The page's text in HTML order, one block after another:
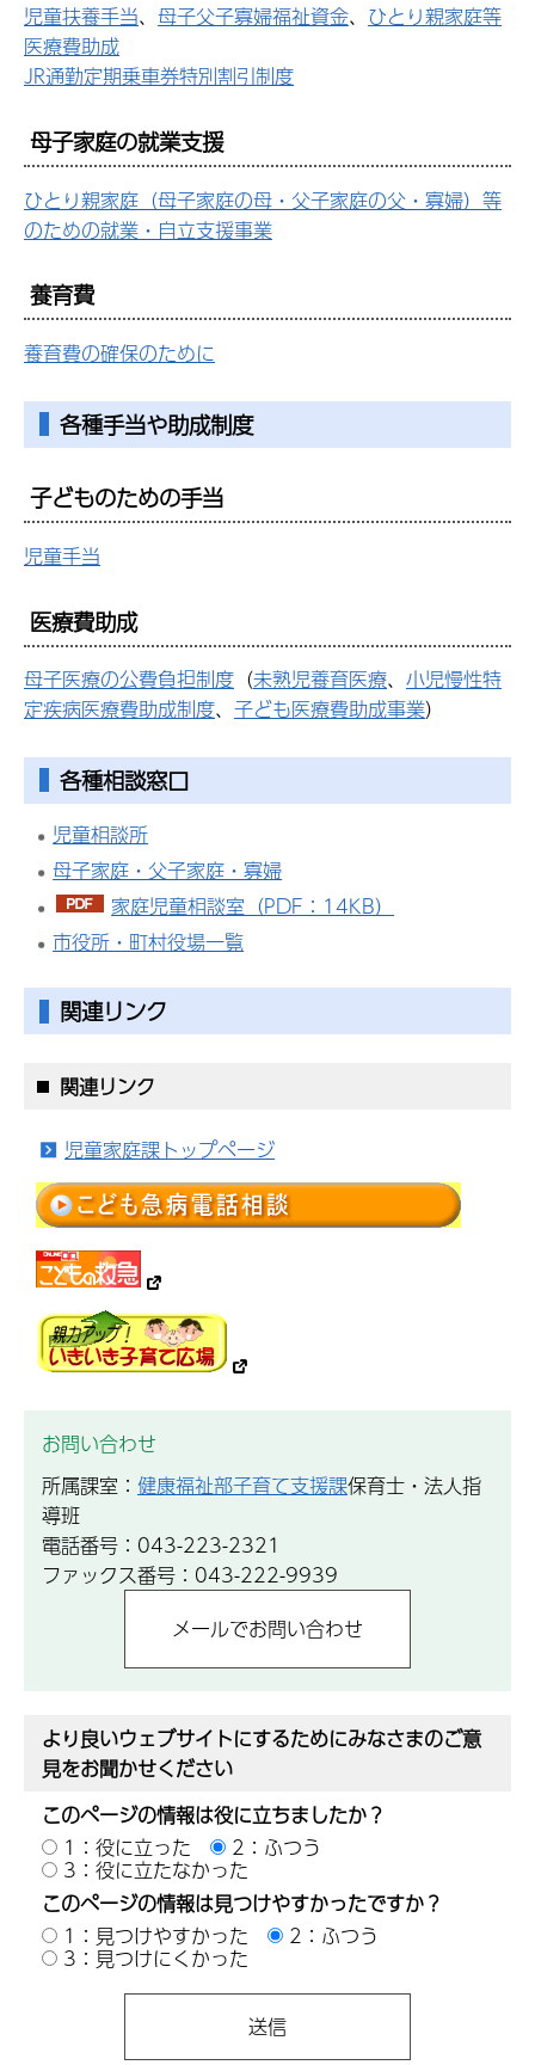
児童扶養手当、 母子父子寡婦福祉資金、 ひとり親家庭等
医療費助成
JR通勤定期乗車券特別割引制度
母子家庭の就業支援
ひとり親家庭（母子家庭の母・父子家庭の父・寡婦）等
のための就業・自立支援事業
養育費
養育費の確保のために
各種手当や助成制度
子どものための手当
児童手当
医療費助成
母子医療の公費負担制度 （未熟児養育医療、 小児慢性特
定疾病医療費助成制度、 子ども医療費助成事業）
各種相談窓口
児童相談所
母子家庭・父子家庭・寡婦
家庭児童相談室（PDF：14KB）
市役所・町村役場一覧
関連リンク
関連リンク
児童家庭課トップページ
お問い合わせ
所属課室： 健康福祉部子育て支援課保育士・法人指
導班
電話番号：043-223-2321
ファックス番号：043-222-9939
より良いウェブサイトにするためにみなさまのご意
見をお聞かせください
このページの情報は役に立ちましたか？
1：役に立った
2：ふつう
3：役に立たなかった
このページの情報は見つけやすかったですか？
1：見つけやすかった
2：ふつう
3：見つけにくかった